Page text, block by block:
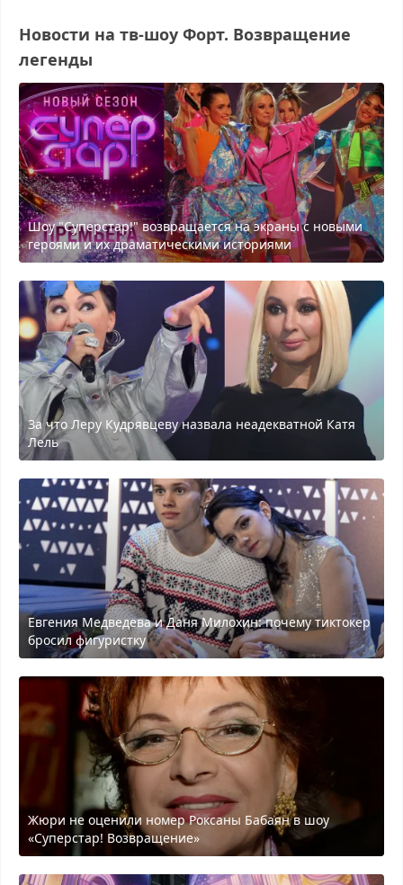
Новости на тв-шоу Форт. Возвращение
легенды
Шоу "Суперстар!" возвращается на экраны с новыми
героями и их драматическими историями
За что Леру Кудрявцеву назвала неадекватной Катя
Лель
Евгения Медведева и Даня Милохин: почему тиктокер
бросил фигуристку
Жюри не оценили номер Роксаны Бабаян в шоу
«Суперстар! Возвращение»